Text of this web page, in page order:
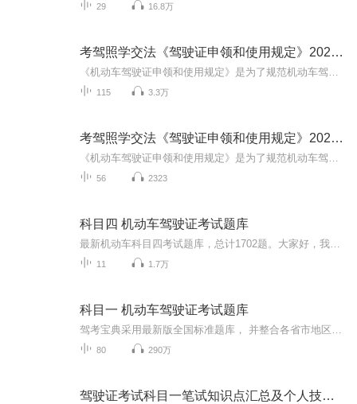
29 16.8万
考驾照学交法《驾驶证申领和使用规定》2022版
115 3.3万
考驾照学交法《驾驶证申领和使用规定》2022版
56 2323
科目四 机动车驾驶证考试题库
11 1.7万
科目一 机动车驾驶证考试题库
80 290万
驾驶证考试科目一笔试知识点汇总及个人技巧总结